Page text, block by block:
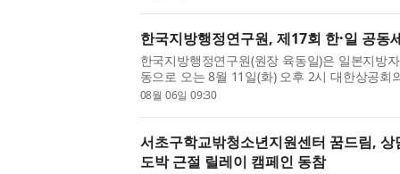
한국지방행정연구원, 제17회 한·일 공동
한국지방행정연구원(원장 육동일)은 일본지방
동으로 오는 8월 11일(화) 오후 2시 대한상공회
일 공동세미나’를 개최한다. 이번 세미나는 ‘지
08월 06일 09:30
서초구학교밖청소년지원센터 꿈드림,
도박 근절 릴레이 캠페인 동참